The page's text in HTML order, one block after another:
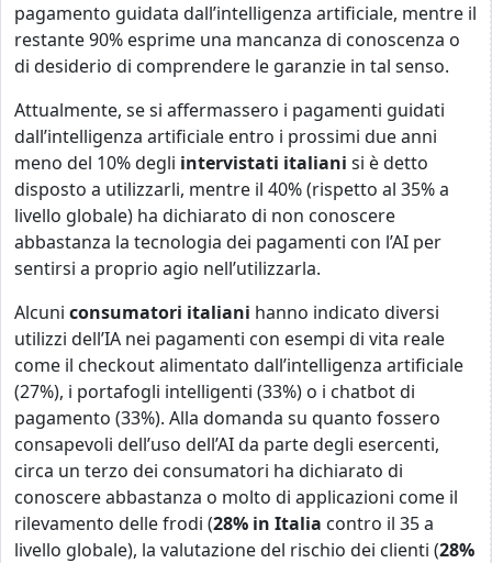
pagamento guidata dall’intelligenza artificiale, mentre il
restante 90% esprime una mancanza di conoscenza o
di desiderio di comprendere le garanzie in tal senso.
Attualmente, se si affermassero i pagamenti guidati
dall’intelligenza artificiale entro i prossimi due anni
meno del 10% degli intervistati italiani si è detto
disposto a utilizzarli, mentre il 40% (rispetto al 35% a
livello globale) ha dichiarato di non conoscere
abbastanza la tecnologia dei pagamenti con l’AI per
sentirsi a proprio agio nell’utilizzarla.
Alcuni consumatori italiani hanno indicato diversi
utilizzi dell’IA nei pagamenti con esempi di vita reale
come il checkout alimentato dall’intelligenza artificiale
(27%), i portafogli intelligenti (33%) o i chatbot di
pagamento (33%). Alla domanda su quanto fossero
consapevoli dell’uso dell’AI da parte degli esercenti,
circa un terzo dei consumatori ha dichiarato di
conoscere abbastanza o molto di applicazioni come il
rilevamento delle frodi (28% in Italia contro il 35 a
livello globale), la valutazione del rischio dei clienti (28%